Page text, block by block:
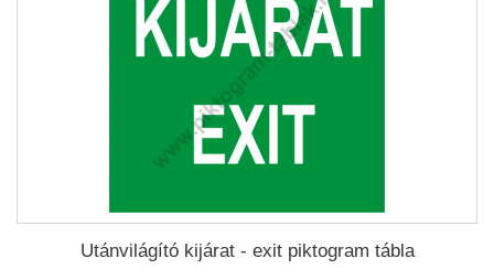
Utánvilágító kijárat - exit piktogram tábla